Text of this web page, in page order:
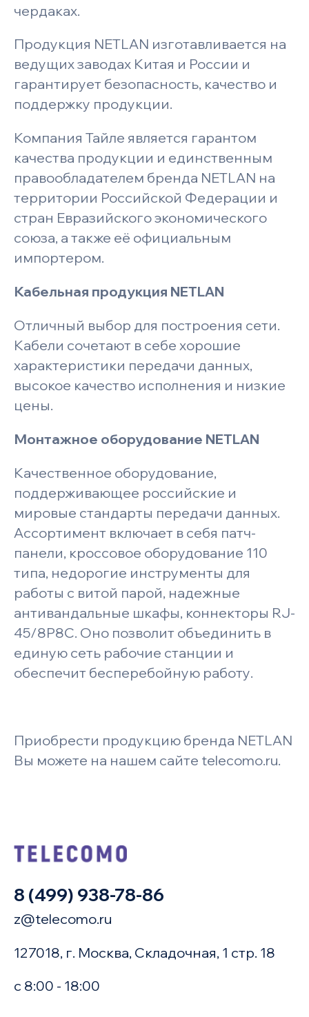
чердаках.
Продукция NETLAN изготавливается на
ведущих заводах Китая и России и
гарантирует безопасность, качество и
поддержку продукции.
Компания Тайле является гарантом
качества продукции и единственным
правообладателем бренда NETLAN на
территории Российской Федерации и
стран Евразийского экономического
союза, а также её официальным
импортером.
Кабельная продукция NETLAN
Отличный выбор для построения сети.
Кабели сочетают в себе хорошие
характеристики передачи данных,
высокое качество исполнения и низкие
цены.
Монтажное оборудование NETLAN
Качественное оборудование,
поддерживающее российские и
мировые стандарты передачи данных.
Ассортимент включает в себя патч-
панели, кроссовое оборудование 110
типа, недорогие инструменты для
работы с витой парой, надежные
антивандальные шкафы, коннекторы RJ-
45/8P8C. Оно позволит объединить в
единую сеть рабочие станции и
обеспечит бесперебойную работу.
Приобрести продукцию бренда NETLAN
Вы можете на нашем сайте telecomo.ru.
8 (499) 938-78-86
z@telecomo.ru
127018, г. Москва, Складочная, 1 стр. 18
с 8:00 - 18:00